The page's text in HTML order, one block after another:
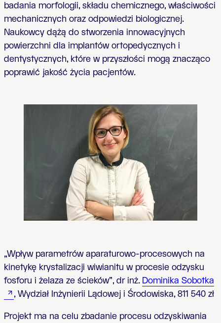
badania morfologii, składu chemicznego, właściwości
mechanicznych oraz odpowiedzi biologicznej.
Naukowcy dążą do stworzenia innowacyjnych
powierzchni dla implantów ortopedycznych i
dentystycznych, które w przyszłości mogą znacząco
poprawić jakość życia pacjentów.
„Wpływ parametrów aparaturowo-procesowych na
kinetykę krystalizacji wiwianitu w procesie odzysku
fosforu i żelaza ze ścieków”, dr inż. Dominika Sobotka
, Wydział Inżynierii Lądowej i Środowiska,811 540 zł
Projekt ma na celu zbadanie procesu odzyskiwania